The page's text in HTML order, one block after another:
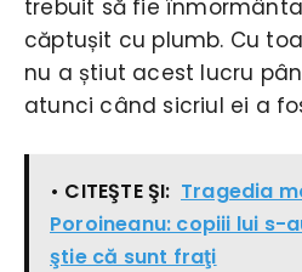
trebuit să fie
căptușit cu plumb. Cu
nu a știut acest lucru
atunci când sicriul ei a
• CITEŞTE ŞI: Tragedia
Poroineanu: copiii lui s-
ştie că sunt fraţi